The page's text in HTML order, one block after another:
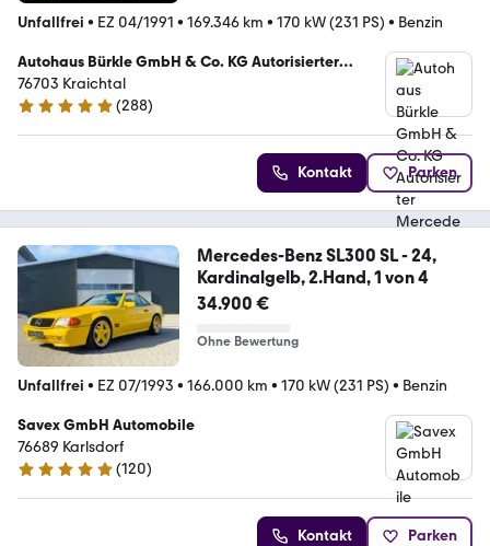
Unfallfrei • EZ 04/1991 • 169.346 km • 170 kW (231 PS) • Benzin
Autohaus Bürkle GmbH & Co. KG Autorisierter
Mercedes-Benz Verkauf&Service
76703 Kraichtal
4.9 Sterne
(288)
Kontakt Parken
Mercedes-Benz SL300 SL - 24,
Kardinalgelb, 2.Hand, 1 von 4
34.900 €
Ohne Bewertung
Unfallfrei • EZ 07/1993 • 166.000 km • 170 kW (231 PS) • Benzin
Savex GmbH Automobile
76689 Karlsdorf
4.9 Sterne
(120)
Kontakt Parken